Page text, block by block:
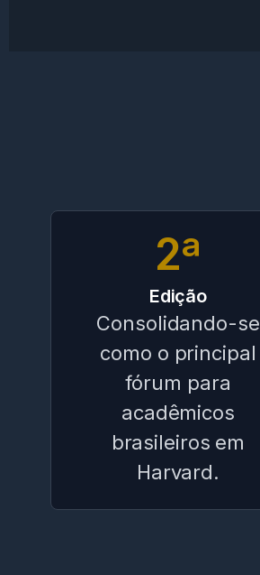
2ª
Edição
Consolidando-se
como o principal
fórum para
acadêmicos
brasileiros em
Harvard.